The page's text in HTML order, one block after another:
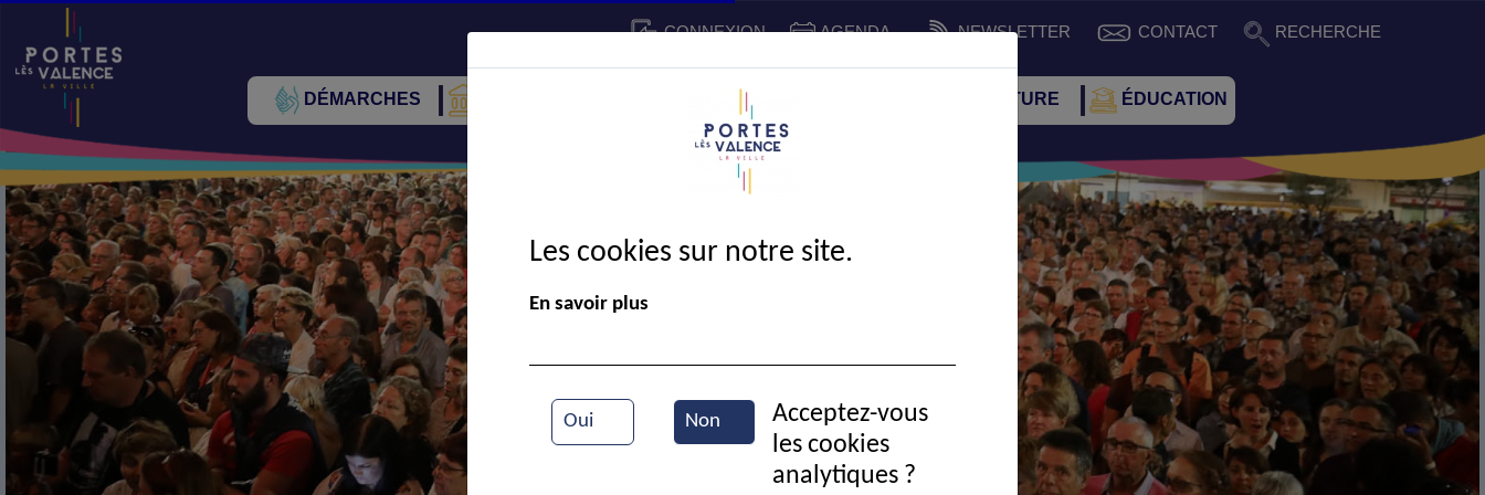
CONNEXION AGENDA NEWSLETTER CONTACT RECHERCHE
DÉMARCHES CADRE DE VIE SPORT ET CULTURE ÉDUCATION
Portes en fête
Les cookies sur notre site.
En savoir plus
Oui Non
Acceptez-vous
les cookies
analytiques ?